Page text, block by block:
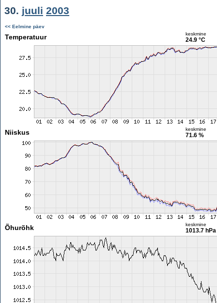
30. juuli 2003
<< Eelmine päev
Temperatuur keskmine
24.9 °C
Niiskus keskmine
71.6 %
Õhurõhk keskmine
1013.7 hPa